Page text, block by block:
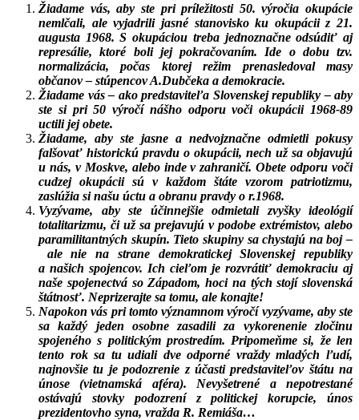
Žiadame vás, aby ste pri príležitosti 50. výročia okupácie
nemlčali, ale vyjadrili jasné stanovisko ku okupácii z 21.
augusta 1968. S okupáciou treba jednoznačne odsúdiť aj
represálie, ktoré boli jej pokračovaním. Ide o dobu tzv.
normalizácia, počas ktorej režim prenasledoval masy
občanov – stúpencov A.Dubčeka a demokracie.
Žiadame vás – ako predstaviteľa Slovenskej republiky – aby
ste si pri 50 výročí nášho odporu voči okupácii 1968-89
uctili jej obete.
Žiadame, aby ste jasne a nedvojznačne odmietli pokusy
falšovať historickú pravdu o okupácii, nech už sa objavujú
u nás, v Moskve, alebo inde v zahraničí. Obete odporu voči
cudzej okupácii sú v každom štáte vzorom patriotizmu,
zaslúžia si našu úctu a obranu pravdy o r.1968.
Vyzývame, aby ste účinnejšie odmietali zvyšky ideológií
totalitarizmu, či už sa prejavujú v podobe extrémistov, alebo
paramilitantných skupín. Tieto skupiny sa chystajú na boj –
ale nie na strane demokratickej Slovenskej republiky
a našich spojencov. Ich cieľom je rozvrátiť demokraciu aj
naše spojenectvá so Západom, hoci na tých stojí slovenská
štátnosť. Neprizerajte sa tomu, ale konajte!
Napokon vás pri tomto významnom výročí vyzývame, aby ste
sa každý jeden osobne zasadili za vykorenenie zločinu
spojeného s politickým prostredím. Pripomeňme si, že len
tento rok sa tu udiali dve odporné vraždy mladých ľudí,
najnovšie tu je podozrenie z účasti predstaviteľov štátu na
únose (vietnamská aféra). Nevyšetrené a nepotrestané
ostávajú stovky podozrení z politickej korupcie, únos
prezidentovho syna, vražda R. Remiáša…